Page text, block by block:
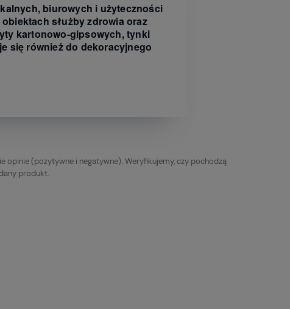
biurowych i użyteczności
służby zdrowia oraz
kartonowo-gipsowych, tynki
się również do dekoracyjnego
opinie (pozytywne i negatywne). Weryfikujemy, czy pochodzą
produkt.